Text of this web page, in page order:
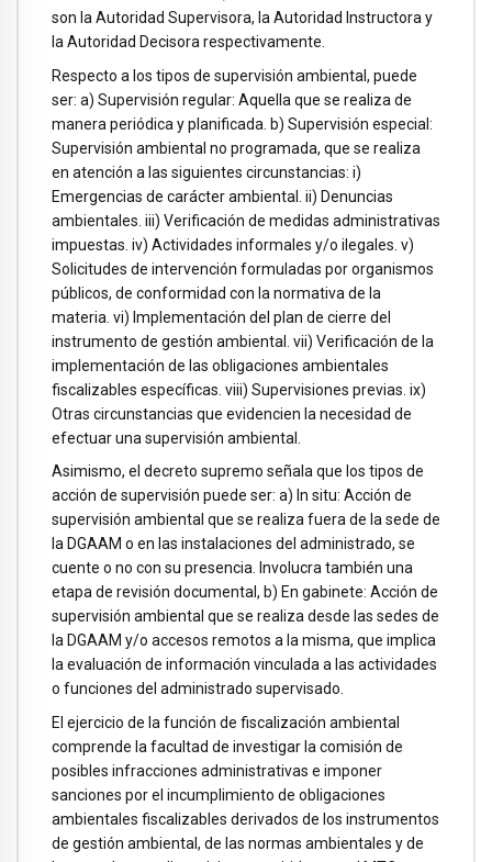
son la Autoridad Supervisora, la Autoridad Instructora y
la Autoridad Decisora respectivamente.
Respecto a los tipos de supervisión ambiental, puede
ser: a) Supervisión regular: Aquella que se realiza de
manera periódica y planificada. b) Supervisión especial:
Supervisión ambiental no programada, que se realiza
en atención a las siguientes circunstancias: i)
Emergencias de carácter ambiental. ii) Denuncias
ambientales. iii) Verificación de medidas administrativas
impuestas. iv) Actividades informales y/o ilegales. v)
Solicitudes de intervención formuladas por organismos
públicos, de conformidad con la normativa de la
materia. vi) Implementación del plan de cierre del
instrumento de gestión ambiental. vii) Verificación de la
implementación de las obligaciones ambientales
fiscalizables específicas. viii) Supervisiones previas. ix)
Otras circunstancias que evidencien la necesidad de
efectuar una supervisión ambiental.
Asimismo, el decreto supremo señala que los tipos de
acción de supervisión puede ser: a) In situ: Acción de
supervisión ambiental que se realiza fuera de la sede de
la DGAAM o en las instalaciones del administrado, se
cuente o no con su presencia. Involucra también una
etapa de revisión documental, b) En gabinete: Acción de
supervisión ambiental que se realiza desde las sedes de
la DGAAM y/o accesos remotos a la misma, que implica
la evaluación de información vinculada a las actividades
o funciones del administrado supervisado.
El ejercicio de la función de fiscalización ambiental
comprende la facultad de investigar la comisión de
posibles infracciones administrativas e imponer
sanciones por el incumplimiento de obligaciones
ambientales fiscalizables derivados de los instrumentos
de gestión ambiental, de las normas ambientales y de